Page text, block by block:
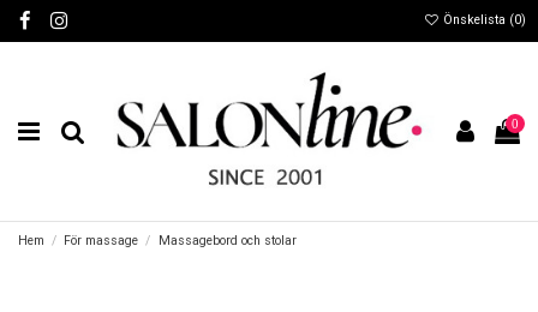
Önskelista (0)
0
Hem För massage Massagebord och stolar